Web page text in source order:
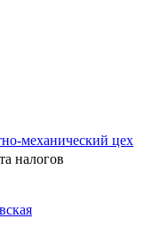
механический цех
налогов